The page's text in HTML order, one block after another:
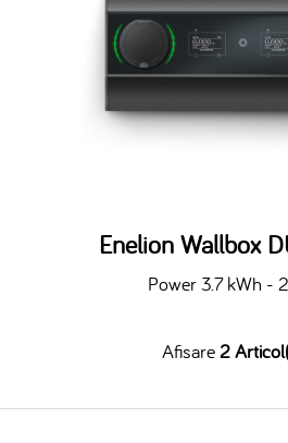
Enelion Wallbox
Power 3.7 kWh -
Afisare2